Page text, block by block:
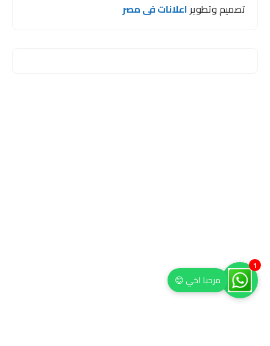
تصميم وتطويراعلانات فى مصر